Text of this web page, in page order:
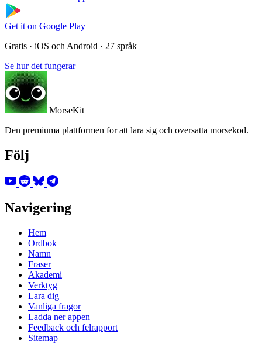
Get it on Google Play
Gratis · iOS och Android · 27 språk
Se hur det fungerar
MorseKit
Den premiuma plattformen for att lara sig och oversatta morsekod.
Följ
Navigering
Hem
Ordbok
Namn
Fraser
Akademi
Verktyg
Lara dig
Vanliga fragor
Ladda ner appen
Feedback och felrapport
Sitemap